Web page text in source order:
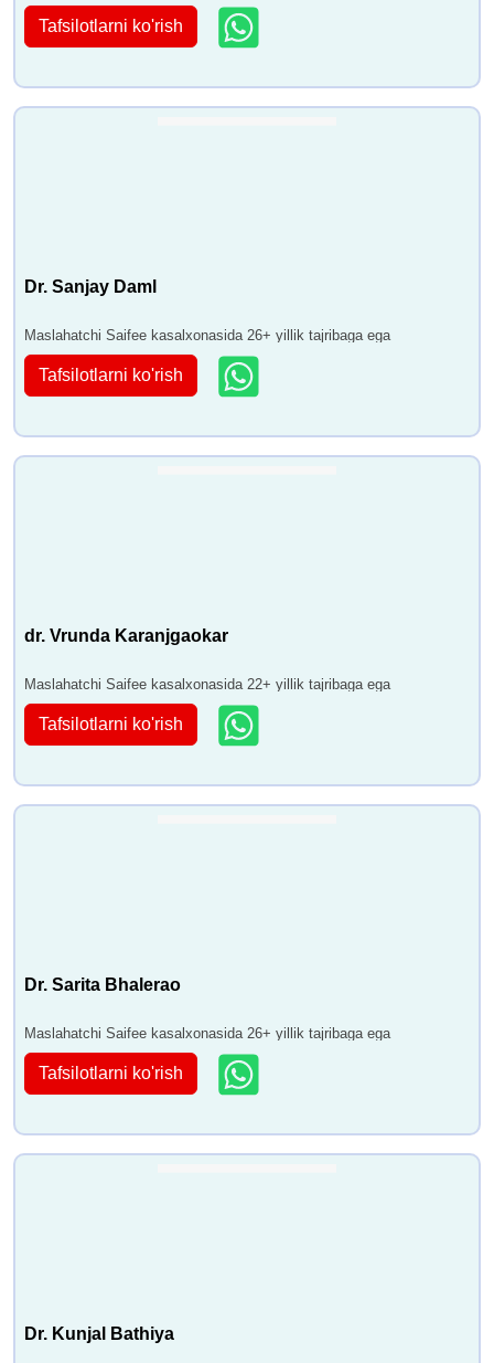
Tafsilotlarni ko'rish
Dr. Sanjay Daml
Maslahatchi Saifee kasalxonasida 26+ yillik tajribaga ega
Tafsilotlarni ko'rish
dr. Vrunda Karanjgaokar
Maslahatchi Saifee kasalxonasida 22+ yillik tajribaga ega
Tafsilotlarni ko'rish
Dr. Sarita Bhalerao
Maslahatchi Saifee kasalxonasida 26+ yillik tajribaga ega
Tafsilotlarni ko'rish
Dr. Kunjal Bathiya